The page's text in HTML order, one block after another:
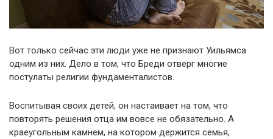
Вот только сейчас эти люди уже не признают Уильямса
одним из них. Дело в том, что Бреди отверг многие
постулаты религии фундаменталистов.
Воспитывая своих детей, он настаивает на том, что
повторять решения отца им вовсе не обязательно. А
краеугольным камнем, на котором держится семья,